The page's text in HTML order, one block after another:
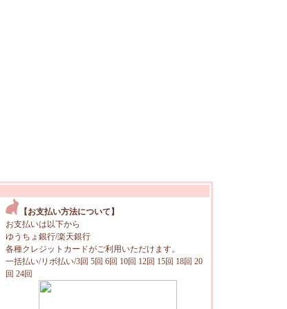
【お支払い方法について】
お支払いは以下から
ゆうちょ銀行/楽天銀行
各種クレジットカードがご利用いただけます。
一括払い/リボ払い/3回 5回 6回 10回 12回 15回 18回 20
回 24回